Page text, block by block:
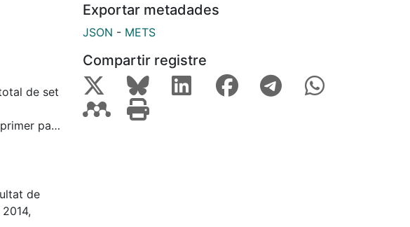
de set
pas,
de
Exportar metadades
JSON - METS
Compartir registre